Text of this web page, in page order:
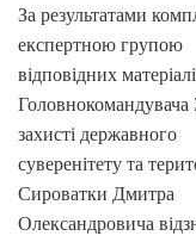
За результатами
експертною групою
відповідних
захисті державного
суверенітету та
Сироватки Дмитра
Олександровича